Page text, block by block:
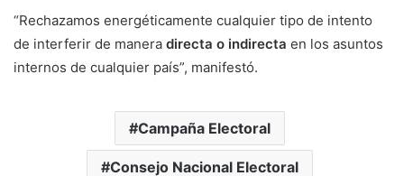
“Rechazamos energéticamente cualquier tipo de intento
de interferir de manera directa o indirecta en los asuntos
internos de cualquier país”, manifestó.
Campaña Electoral
Consejo Nacional Electoral